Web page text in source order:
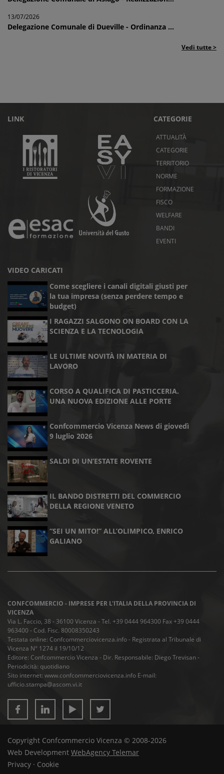
13/07/2026
Delegazione Comunale di Dueville - Ordinanza ...
Vedi tutte >
LINK CATEGORIE
ATTUALITÀ
CATEGORIE
TERRITORIO
NORME
FORMAZIONE
FISCO
WELFARE
BANDI
EVENTI
VIDEO CARICATI
Come scegliere i canali digitali giusti per
la tua impresa (senza perdere tempo e
budget)
I RAGAZZI SALGONO ON BOARD CON LA
SCIENZA E LA TECNOLOGIA
LE ULTIME NOVITÀ IN MATERIA DI
LAVORO
CORSO A QUALIFICA DI PASTICCERIA.
UNA NUOVA EDIZIONE ALLE PORTE
Confcommercio Vicenza News di giovedì
9 luglio 2026
SALDI DI UN’ESTATE ROVENTE
IL BANDO DISTRETTI DEL COMMERCIO
DELLA REGIONE VENETO
“SEI UN MITO!” ALL’OLIMPICO, ENRICO
GALIANO
CONFCOMMERCIO - IMPRESE PER L'ITALIA DELLA PROVINCIA DI
VICENZA
Via L. Faccio, 38 - 36100 Vicenza - Tel. +39 0444 964300 Fax +39 0444
963400 - Cod. Fisc. 80008350243
Testata online: Confcommerciovicenza.info - Registrata al Tribunale di
Vicenza N° 1274 il 19/10/12
Editore: Confcommercio Vicenza - Dir. Responsabile: Diego Trevisan -
Periodicità: quotidiano
Sito internet: www.confcommerciovicenza.info E-mail:
ufficio.stampa@ascom.vi.it
Copyright Confcommercio Vicenza © 2008-2026
Web Development WebAgency Telemar
Privacy · Cookie